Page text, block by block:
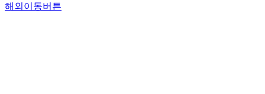
해외이동버튼